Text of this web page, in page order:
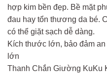
hợp kim bền đẹp. Bề mặt
đau hay tổn thương da bé.
có thể giặt sạch dễ dàng.
Kích thước lớn, bảo đảm
lớn
Thanh Chắn Giường KuKu